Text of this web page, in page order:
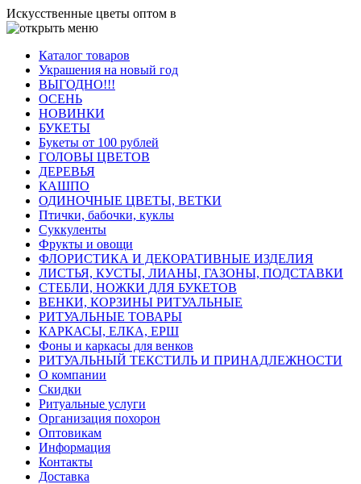
Искусственные цветы оптом в
Каталог товаров
Украшения на новый год
ВЫГОДНО!!!
ОСЕНЬ
НОВИНКИ
БУКЕТЫ
Букеты от 100 рублей
ГОЛОВЫ ЦВЕТОВ
ДЕРЕВЬЯ
КАШПО
ОДИНОЧНЫЕ ЦВЕТЫ, ВЕТКИ
Птички, бабочки, куклы
Суккуленты
Фрукты и овощи
ФЛОРИСТИКА И ДЕКОРАТИВНЫЕ ИЗДЕЛИЯ
ЛИСТЬЯ, КУСТЫ, ЛИАНЫ, ГАЗОНЫ, ПОДСТАВКИ
СТЕБЛИ, НОЖКИ ДЛЯ БУКЕТОВ
ВЕНКИ, КОРЗИНЫ РИТУАЛЬНЫЕ
РИТУАЛЬНЫЕ ТОВАРЫ
КАРКАСЫ, ЕЛКА, ЕРШ
Фоны и каркасы для венков
РИТУАЛЬНЫЙ ТЕКСТИЛЬ И ПРИНАДЛЕЖНОСТИ
О компании
Скидки
Ритуальные услуги
Организация похорон
Оптовикам
Информация
Контакты
Доставка